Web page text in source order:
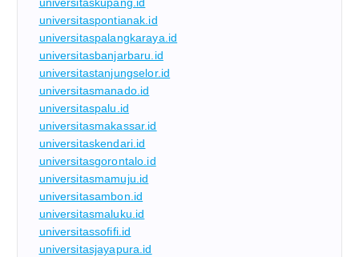
universitaspontianak.id
universitaspalangkaraya.id
universitasbanjarbaru.id
universitastanjungselor.id
universitasmanado.id
universitaspalu.id
universitasmakassar.id
universitaskendari.id
universitasgorontalo.id
universitasmamuju.id
universitasambon.id
universitasmaluku.id
universitassofifi.id
universitasjayapura.id